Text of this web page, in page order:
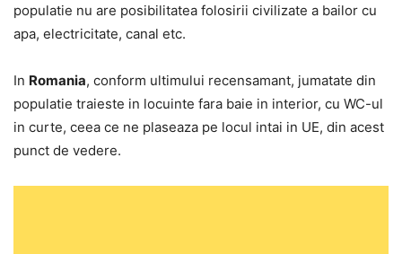
populatie nu are posibilitatea folosirii civilizate a bailor cu
apa, electricitate, canal etc.
In Romania, conform ultimului recensamant, jumatate din
populatie traieste in locuinte fara baie in interior, cu WC-ul
in curte, ceea ce ne plaseaza pe locul intai in UE, din acest
punct de vedere.